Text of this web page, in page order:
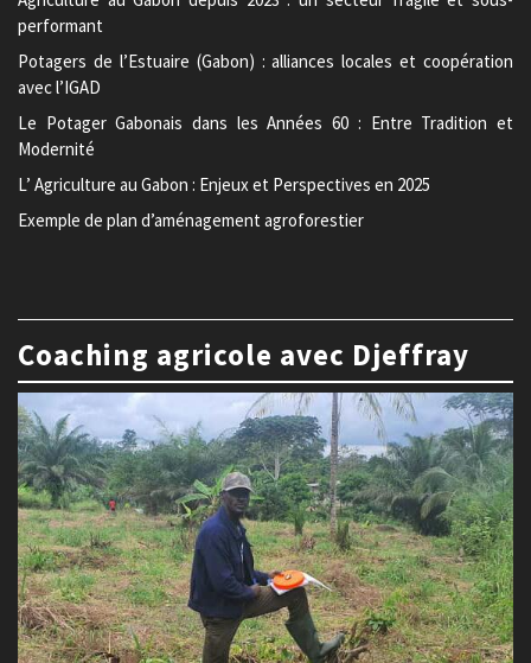
performant
Potagers de l’Estuaire (Gabon) : alliances locales et coopération
avec l’IGAD
Le Potager Gabonais dans les Années 60 : Entre Tradition et
Modernité
L’ Agriculture au Gabon : Enjeux et Perspectives en 2025
Exemple de plan d’aménagement agroforestier
Coaching agricole avec Djeffray